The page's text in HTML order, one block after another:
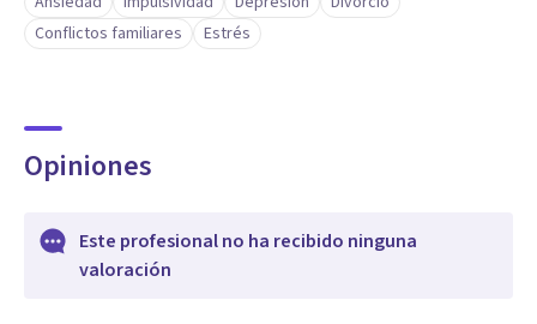
Conflictos familiares
Estrés
Opiniones
Este profesional no ha recibido ninguna
valoración